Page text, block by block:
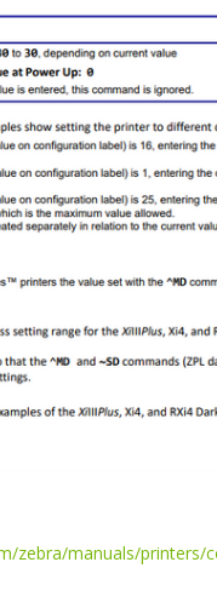
zebra/manuals/printers/